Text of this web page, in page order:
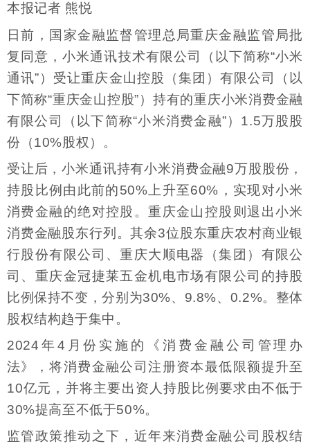
本报记者 熊悦
日前，国家金融监督管理总局重庆金融监管局批
复同意，小米通讯技术有限公司（以下简称“小米
通讯”）受让重庆金山控股（集团）有限公司（以
下简称“重庆金山控股”）持有的重庆小米消费金融
有限公司（以下简称“小米消费金融”）1.5万股股
份（10%股权）。
受让后，小米通讯持有小米消费金融9万股股份，
持股比例由此前的50%上升至60%，实现对小米
消费金融的绝对控股。重庆金山控股则退出小米
消费金融股东行列。其余3位股东重庆农村商业银
行股份有限公司、重庆大顺电器（集团）有限公
司、重庆金冠捷莱五金机电市场有限公司的持股
比例保持不变，分别为30%、9.8%、0.2%。整体
股权结构趋于集中。
2024年4月份实施的《消费金融公司管理办
法》，将消费金融公司注册资本最低限额提升至
10亿元，并将主要出资人持股比例要求由不低于
30%提高至不低于50%。
监管政策推动之下，近年来消费金融公司股权结